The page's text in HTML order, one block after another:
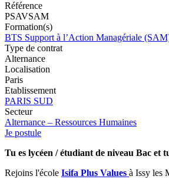
Référence
PSAVSAM
Formation(s)
BTS Support à l’Action Managériale
Type de contrat
Alternance
Localisation
Paris
Etablissement
PARIS SUD
Secteur
Alternance – Ressources Humaines
Je postule
Tu es lycéen / étudiant de niveau Bac et
Rejoins l'école Isifa Plus Values à Issy les